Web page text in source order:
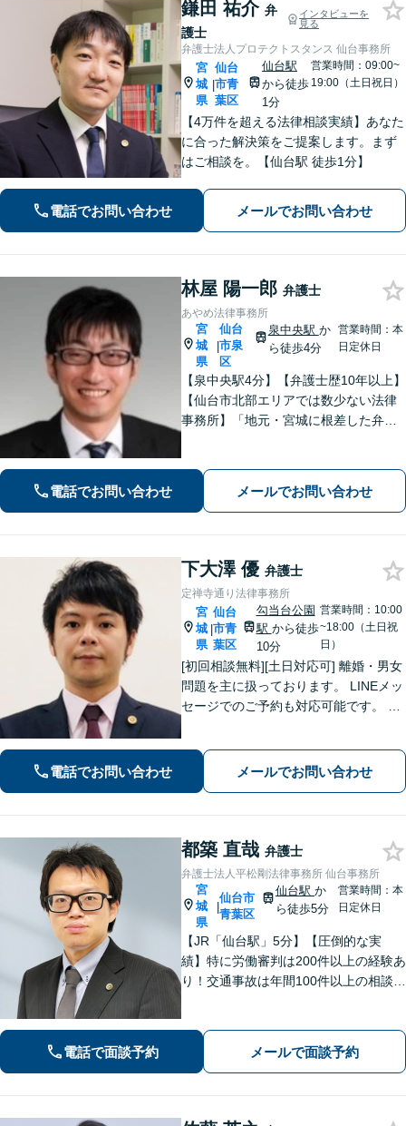
鎌田 祐介 弁
護士
インタビューを
見る
弁護士法人プロテクトスタンス 仙台事務所
宮
城
県
|
仙台
市青
葉区
仙台駅
から徒歩
1分
営業時間：09:00~
19:00（土日祝日）
【4万件を超える法律相談実績】あなた
に合った解決策をご提案します。まず
はご相談を。【仙台駅 徒歩1分】
電話でお問い合わせ メールでお問い合わせ
林屋 陽一郎 弁護士
あやめ法律事務所
宮
城
県
|
仙台
市泉
区
泉中央駅 か
ら徒歩4分
営業時間：本
日定休日
【泉中央駅4分】【弁護士歴10年以上】
【仙台市北部エリアでは数少ない法律
事務所】「地元・宮城に根差した弁護
電話でお問い合わせ メールでお問い合わせ
下大澤 優 弁護士
定禅寺通り法律事務所
宮
城
県
|
仙台
市青
葉区
勾当台公園
駅 から徒歩
10分
営業時間：10:00
~18:00（土日祝
日）
[初回相談無料][土日対応可] 離婚・男女
問題を主に扱っております。 LINEメッ
セージでのご予約も対応可能です。 LI
in.ee/uFqpYWb
電話でお問い合わせ メールでお問い合わせ
都築 直哉 弁護士
弁護士法人平松剛法律事務所 仙台事務所
宮
城
県
|
仙台市
青葉区
仙台駅 か
ら徒歩5分
営業時間：本
日定休日
【JR「仙台駅」5分】【圧倒的な実
績】特に労働審判は200件以上の経験あ
り！交通事故は年間100件以上の相談対
士資格あり】【中小企業診断士資格あ
り】【東北大学法学研究科助教も経
電話で面談予約 メールで面談予約